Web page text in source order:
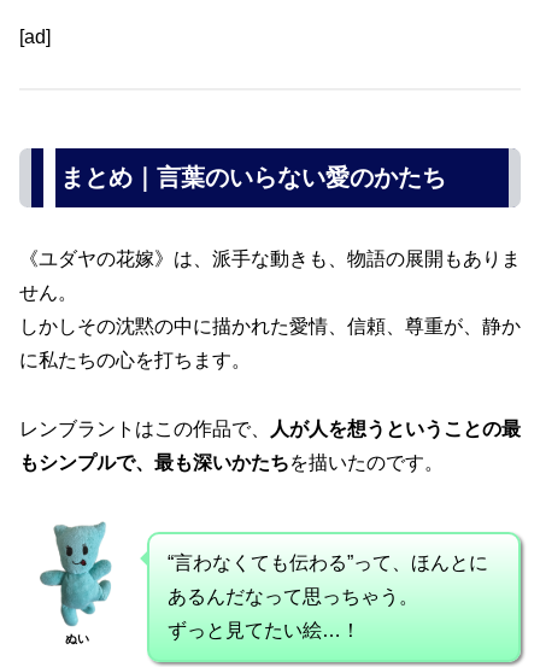
[ad]
まとめ｜言葉のいらない愛のかたち
《ユダヤの花嫁》は、派手な動きも、物語の展開もありま
せん。
しかしその沈黙の中に描かれた愛情、信頼、尊重が、静か
に私たちの心を打ちます。
レンブラントはこの作品で、
人が人を想うということの最
もシンプルで、最も深いかたちを描いたのです。
ぬい
“言わなくても伝わる”って、ほんとに
あるんだなって思っちゃう。
ずっと見てたい絵…！